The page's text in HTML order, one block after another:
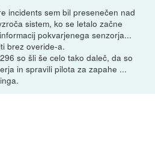
incidents sem bil presenečen nad
sistem, ko se letalo začne
pokvarjenega senzorja...
brez overide-a.
so šli še celo tako daleč, da so
in spravili pilota za zapahe ...